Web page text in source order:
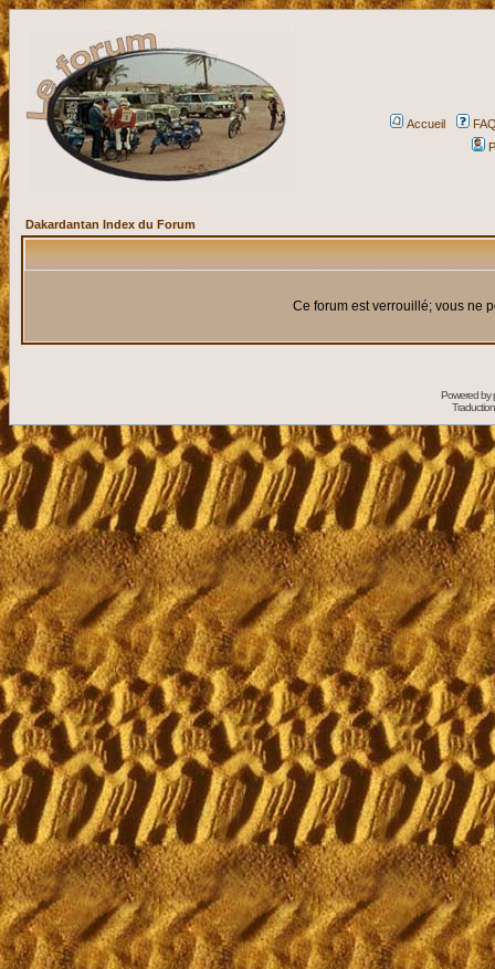
Accueil
Dakardantan Index du Forum
Ce forum est verrouillé; vous ne
Powered by